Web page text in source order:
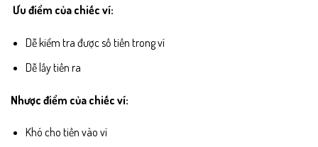
Ưu điểm của chiếc ví:
Dễ kiểm tra được số tiền trong ví
Dễ lấy tiền ra
Nhược điểm của chiếc ví:
Khó cho tiền vào ví